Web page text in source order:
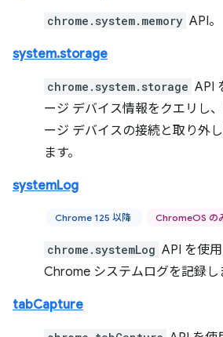
chrome.system.memory API。
system.storage
chrome.system.storage API
ージ デバイス情報をクエリし
ージ デバイスの接続と取り外
ます。
systemLog
Chrome 125 以降 ChromeOS の
chrome.systemLog API を使
Chrome システムログを記録し
tabCapture